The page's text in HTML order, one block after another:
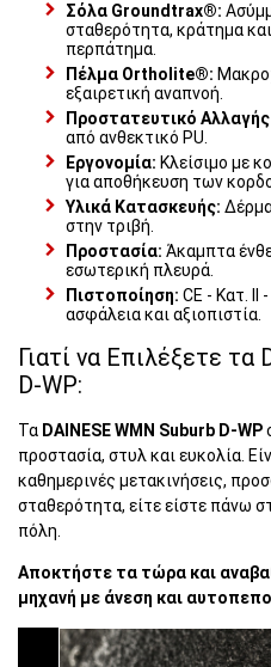
Σόλα Groundtrax®:
σταθερότητα, κράτημα
περπάτημα.
Πέλμα Ortholite®:
εξαιρετική αναπνοή.
Προστατευτικό
από ανθεκτικό PU.
Εργονομία: Κλείσιμο με
για αποθήκευση των
Υλικά Κατασκευής:
στην τριβή.
Προστασία: Άκαμπτα
εσωτερική πλευρά.
Πιστοποίηση: CE - Κατ. II
ασφάλεια και αξιοπιστία.
Γιατί να Επιλέξετε τα
D-WP:
Τα DAINESE WMN Suburb D-WP
προστασία, στυλ και ευκολία.
καθημερινές μετακινήσεις,
σταθερότητα, είτε είστε πάνω
πόλη.
Αποκτήστε τα τώρα και
μηχανή με άνεση και